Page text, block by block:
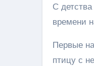
С
времени
Первые
птицу с